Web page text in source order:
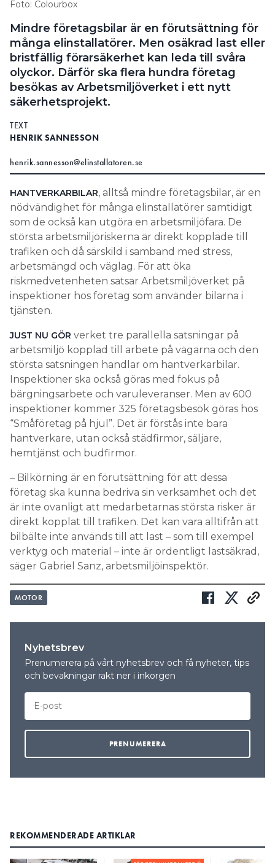
SEARCH
Foto: Colourbox
Mindre företagsbilar är en förutsättning för
många elinstallatörer. Men osäkrad last eller
bristfällig förarsäkerhet kan leda till svåra
olyckor. Därför ska flera hundra företag
besökas av Arbetsmiljöverket i ett nytt
säkerhetsprojekt.
TEXT
HENRIK SANNESSON
henrik.sannesson@elinstallatoren.se
HANTVERKARBILAR, alltså mindre företagsbilar, är en
nödvändighet för många elinstallatörer samtidigt
som de också kan utgöra en arbetsmiljöfara. De
största arbetsmiljöriskerna är direkt kopplade till
trafiken och då särskild i samband med stress,
arbetsmängd och väglag. För att öka
riskmedvetenheten satsar Arbetsmiljöverket på
inspektioner hos företag som använder bilarna i
tjänsten.
JUST NU GÖR verket tre parallella satsningar på
arbetsmiljö kopplad till arbete på vägarna och den
största satsningen handlar om hantverkarbilar.
Inspektioner ska också göras med fokus på
bärgningsarbete och varuleveranser. Men av 600
inspektioner kommer 325 företagsbesök göras hos
“Småföretag på hjul”. Det är förstås inte bara
hantverkare, utan också städfirmor, säljare,
hemtjänst och budfirmor.
– Bilkörning är en förutsättning för att dessa
företag ska kunna bedriva sin verksamhet och det
är inte ovanligt att medarbetarnas största risker är
direkt kopplat till trafiken. Det kan vara alltifrån att
bilbälte inte används till att last – som till exempel
verktyg och material – inte är ordentligt lastsäkrad,
säger Gabriel Sanz, arbetsmiljöinspektör.
MOTOR
Nyhetsbrev
Prenumerera på vårt nyhetsbrev och få nyheter, tips
och bevakningar rakt ner i inkorgen
REKOMMENDERADE ARTIKLAR